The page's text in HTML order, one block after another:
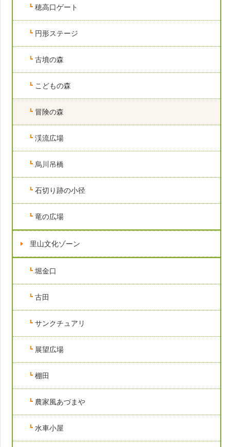
穂高口ゲート
円形ステージ
古墳の森
こどもの森
冒険の森
渓流広場
烏川吊橋
石切り跡の小径
竜の広場
里山文化ゾーン
堀金口
古田
サンクチュアリ
展望広場
棚田
農家風あづまや
水車小屋